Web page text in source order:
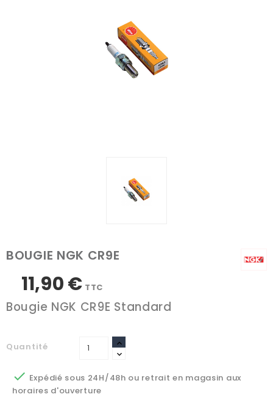
BOUGIE NGK CR9E
11,90 € TTC
Bougie NGK CR9E Standard
Quantité
 Expédié sous 24H/48h ou retrait en magasin aux
horaires d'ouverture